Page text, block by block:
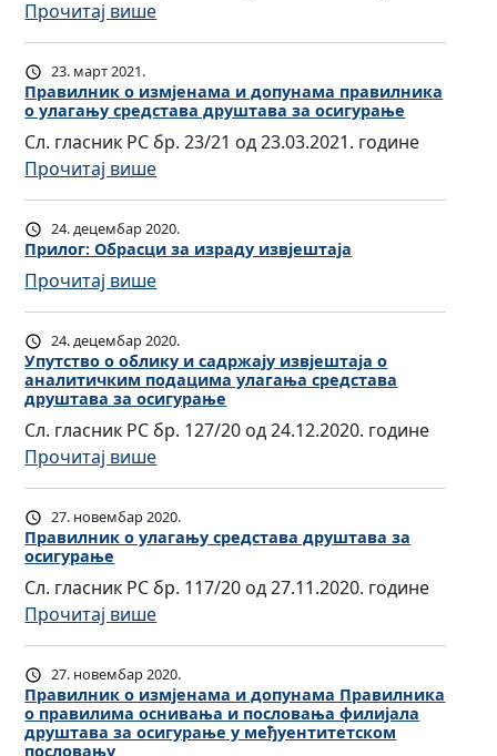
з
м
е
н
а
м
а
П
р
а
в
и
л
н
и
о
л
и
с
а
к
з
к
а
н
д
и
д
а
т
а
з
а
л
и
ц
е
а
з
н
а
ј
н
о
Прочитај више:
П
а
в
и
л
н
и
к
о
м
ј
е
н
и
П
р
а
и
л
н
и
к
а
23. март 2021.
Правилник о измјенама и допунама правилника
о улагању средстава друштава за осигурање
Сл. гласник РС бр. 23/21 од 23.03.2021. године
Прочитај више:
П
р
а
н
и
к
о
и
з
м
ј
н
а
м
а
и
д
24. децембар 2020.
Прилог: Обрасци за израду извјештаја
Прочитај више:
П
р
и
л
о
г
:
О
б
р
с
ц
и
з
а
и
24. децембар 2020.
Упутство о облику и садржају извјештаја о
аналитичким подацима улагања средстава
друштава за осигурање
Сл. гласник РС бр. 127/20 од 24.12.2020. године
Прочитај више:
У
п
у
с
т
в
о
о
о
б
27. новембар 2020.
Правилник о улагању средстава друштава за
осигурање
Сл. гласник РС бр. 117/20 од 27.11.2020. године
Прочитај више:
П
р
а
в
и
27. новембар 2020.
Правилник о измјенама и допунама Правилникa
о правилима оснивања и пословања филијала
друштава за осигурање у међуентитетском
пословању